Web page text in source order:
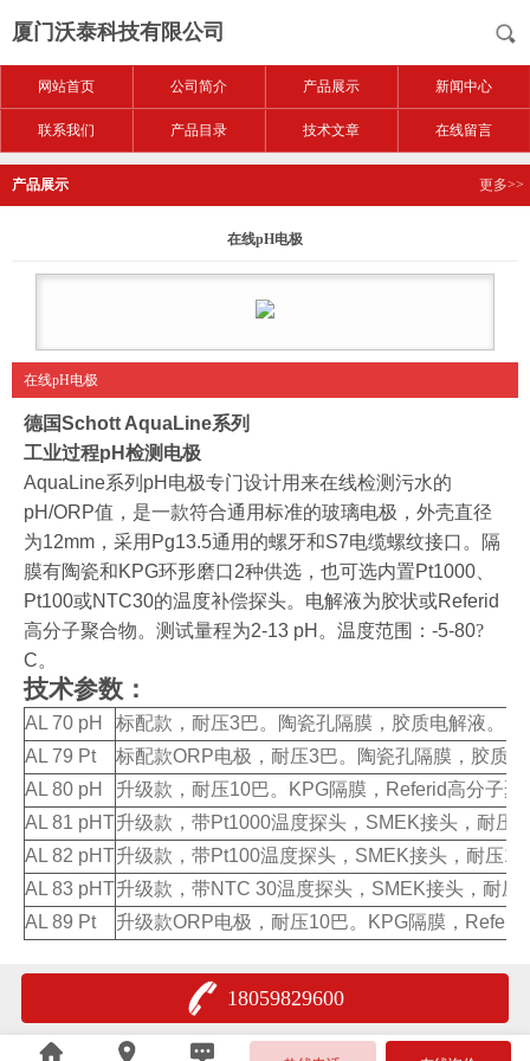
厦门沃泰科技有限公司
网站首页 公司简介 产品展示 新闻中心
联系我们 产品目录 技术文章 在线留言
产品展示 更多>>
在线pH电极
在线pH电极
德国Schott AquaLine系列
工业过程pH检测电极
AquaLine系列 pH 电极专门设计用来在线检测污水的
pH/ORP值，是一款符合通用标准的玻璃电极，外壳直径
为12mm ，采用 Pg13.5通用的螺牙和S7电缆螺纹接口。隔
膜有陶瓷和KPG环形磨口2种供选，也可选内置Pt1000
Pt100或NTC30的温度补偿探头。电解液为胶状或Referid
高分子聚合物。测试量程为2-13 pH 。温度范围： -5-80?
C。
技术参数：
AL 70 pH 标配款，耐压3巴。陶瓷孔隔膜，胶质电解液。
AL 79 Pt
标配款ORP电极，耐压3巴。陶瓷孔隔膜，胶质
AL 80 pH
升级款，耐压10巴。 KPG隔膜， Referid高分子聚
AL 81 pHT升级款，带Pt1000温度探头， SMEK接头，耐压
AL 82 pHT升级款，带Pt100温度探头， SMEK接头，耐压10
AL 83 pHT升级款，带NTC 30温度探头， SMEK接头，耐压
AL 89 Pt
升级款ORP电极，耐压10巴。 KPG隔膜， Referid
18059829600